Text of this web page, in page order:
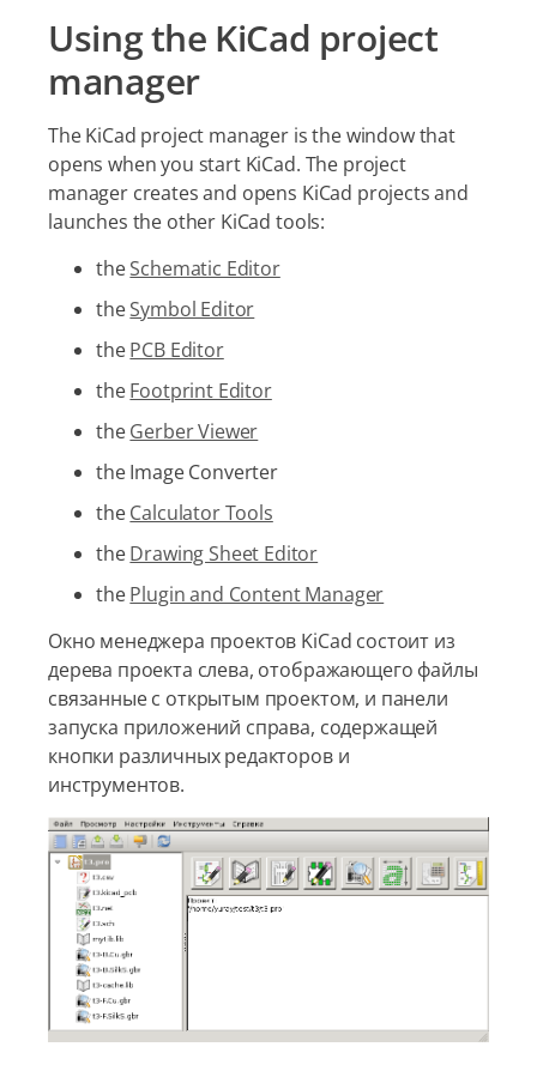
Using the KiCad project
manager
The KiCad project manager is the window that
opens when you start KiCad. The project
manager creates and opens KiCad projects and
launches the other KiCad tools:
theSchematic Editor
theSymbol Editor
thePCB Editor
theFootprint Editor
theGerber Viewer
the Image Converter
theCalculator Tools
theDrawing Sheet Editor
thePlugin and Content Manager
Окно менеджера проектов KiCad состоит из
дерева проекта слева, отображающего файлы
связанные с открытым проектом, и панели
запуска приложений справа, содержащей
кнопки различных редакторов и
инструментов.